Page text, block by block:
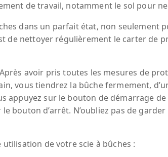
de travail, notamment le sol pour
dans un parfait état, non seulement
de nettoyer régulièrement le carter de
avoir pris toutes les mesures de
vous tiendrez la bûche fermement,
appuyez sur le bouton de démarrage
bouton d’arrêt. N’oubliez pas de
de votre scie à bûches :